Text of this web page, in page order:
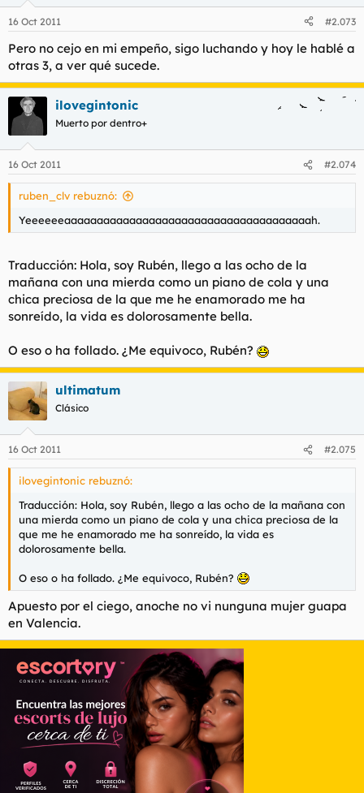
16 Oct 2011 #2.073
Pero no cejo en mi empeño, sigo luchando y hoy le hablé a
otras 3, a ver qué sucede.
ilovegintonic
Muerto por dentro+
16 Oct 2011 #2.074
ruben_clv rebuznó:
Yeeeeeeaaaaaaaaaaaaaaaaaaaaaaaaaaaaaaaaaaaaaah.
Traducción: Hola, soy Rubén, llego a las ocho de la
mañana con una mierda como un piano de cola y una
chica preciosa de la que me he enamorado me ha
sonreído, la vida es dolorosamente bella.
O eso o ha follado. ¿Me equivoco, Rubén?
ultimatum
Clásico
16 Oct 2011 #2.075
ilovegintonic rebuznó:
Traducción: Hola, soy Rubén, llego a las ocho de la mañana con
una mierda como un piano de cola y una chica preciosa de la
que me he enamorado me ha sonreído, la vida es
dolorosamente bella.
O eso o ha follado. ¿Me equivoco, Rubén?
Apuesto por el ciego, anoche no vi nunguna mujer guapa
en Valencia.